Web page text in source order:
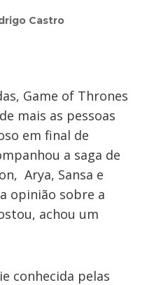
Castro
Game of Thrones
mais as pessoas
em final de
a saga de
Arya, Sansa e
opinião sobre a
achou um
conhecida pelas